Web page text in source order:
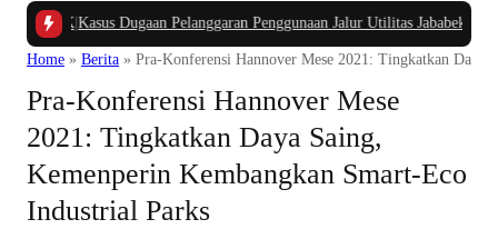
Kasus Dugaan Pelanggaran Penggunaan Jalur Utilitas Jababeka Resmi
Home » Berita » Pra-Konferensi Hannover Mese 2021: Tingkatkan Daya
Pra-Konferensi Hannover Mese
2021: Tingkatkan Daya Saing,
Kemenperin Kembangkan Smart-Eco
Industrial Parks